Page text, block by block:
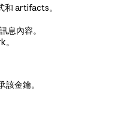
和 artifacts。
息內容。
金鑰。